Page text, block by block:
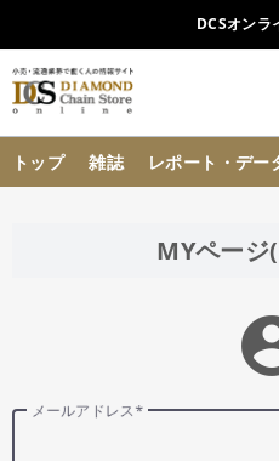
DCSオンラ
トップ 雑誌 レポート・デー
MYページ
メールアドレス